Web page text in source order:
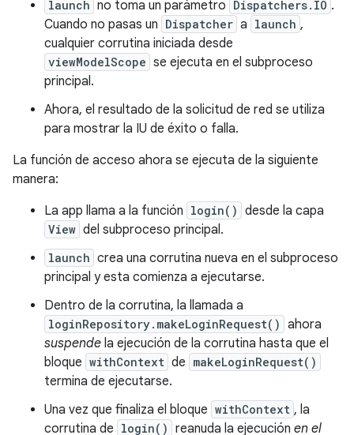
launch no toma un parámetro Dispatchers.IO .
Cuando no pasas un Dispatcher a launch ,
cualquier corrutina iniciada desde
viewModelScope se ejecuta en el subproceso
principal.
Ahora, el resultado de la solicitud de red se utiliza
para mostrar la IU de éxito o falla.
La función de acceso ahora se ejecuta de la siguiente
manera:
La app llama a la función login() desde la capa
View del subproceso principal.
launch crea una corrutina nueva en el subproceso
principal y esta comienza a ejecutarse.
Dentro de la corrutina, la llamada a
loginRepository.makeLoginRequest() ahora
suspende la ejecución de la corrutina hasta que el
bloque withContext de makeLoginRequest()
termina de ejecutarse.
Una vez que finaliza el bloque withContext , la
corrutina de login() reanuda la ejecución en el